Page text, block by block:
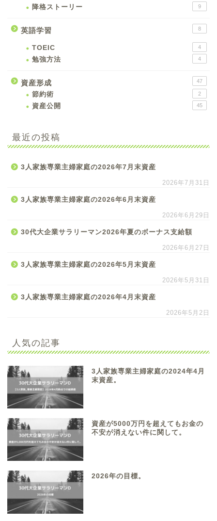
降格ストーリー 9
英語学習 8
TOEIC 4
勉強方法 4
資産形成 47
節約術 2
資産公開 45
最近の投稿
3人家族専業主婦家庭の2026年7月末資産
2026年7月31日
3人家族専業主婦家庭の2026年6月末資産
2026年6月29日
30代大企業サラリーマン2026年夏のボーナス支給額
2026年6月27日
3人家族専業主婦家庭の2026年5月末資産
2026年5月31日
3人家族専業主婦家庭の2026年4月末資産
2026年5月2日
人気の記事
3人家族専業主婦家庭の2024年4月
末資産。
資産が5000万円を超えてもお金の
不安が消えない件に関して。
2026年の目標。